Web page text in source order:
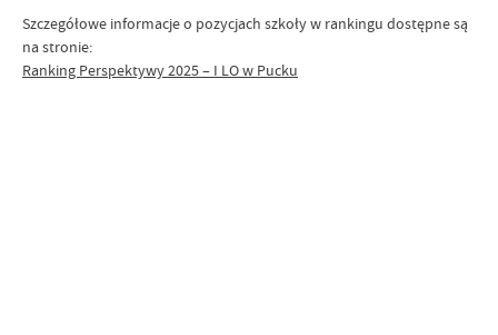
Szczegółowe informacje o pozycjach szkoły w rankingu dostępne są
na stronie:
Ranking Perspektywy 2025 – I LO w Pucku